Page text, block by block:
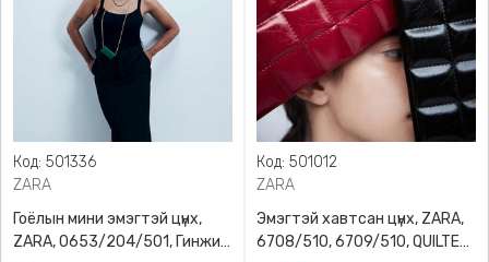
Код: 501336
ZARA
Гоёлын мини эмэгтэй цүнх,
ZARA, 0653/204/501, Гинжин
Код: 501012
ZARA
Эмэгтэй хавтсан цүнх, ZARA,
6708/510, 6709/510, QUILTED